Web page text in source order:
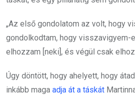
„Az első gondolatom az volt, hogy
gondolkodtam, hogy visszavigyem-
elhozzam [neki], és végül csak
Úgy döntött, hogy ahelyett, hogy
inkább maga adja át a táskát